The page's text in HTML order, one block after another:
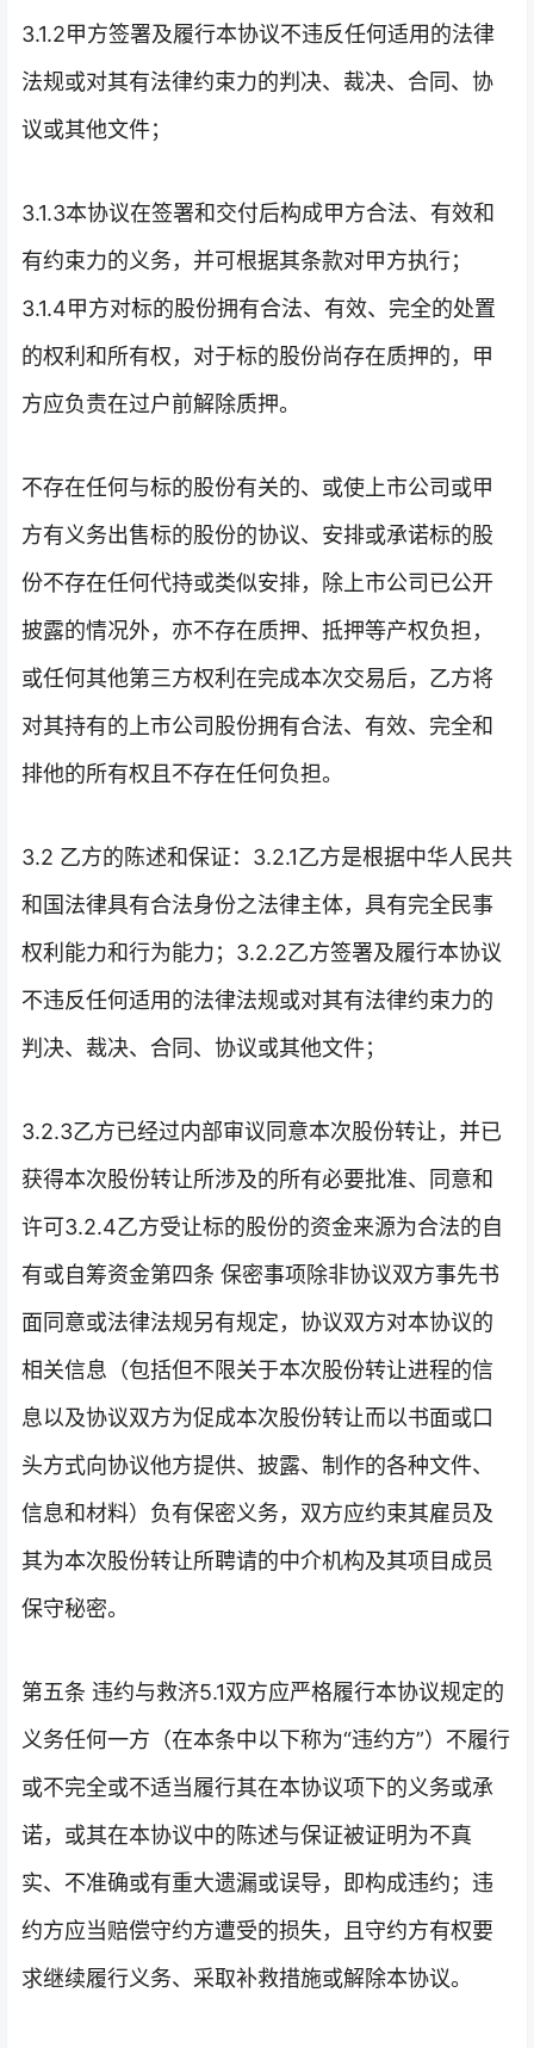
3.1.2甲方签署及履行本协议不违反任何适用的法律
法规或对其有法律约束力的判决、裁决、合同、协
议或其他文件；
3.1.3本协议在签署和交付后构成甲方合法、有效和
有约束力的义务，并可根据其条款对甲方执行；
3.1.4甲方对标的股份拥有合法、有效、完全的处置
的权利和所有权，对于标的股份尚存在质押的，甲
方应负责在过户前解除质押。
不存在任何与标的股份有关的、或使上市公司或甲
方有义务出售标的股份的协议、安排或承诺标的股
份不存在任何代持或类似安排，除上市公司已公开
披露的情况外，亦不存在质押、抵押等产权负担，
或任何其他第三方权利在完成本次交易后，乙方将
对其持有的上市公司股份拥有合法、有效、完全和
排他的所有权且不存在任何负担。
3.2 乙方的陈述和保证：3.2.1乙方是根据中华人民共
和国法律具有合法身份之法律主体，具有完全民事
权利能力和行为能力；3.2.2乙方签署及履行本协议
不违反任何适用的法律法规或对其有法律约束力的
判决、裁决、合同、协议或其他文件；
3.2.3乙方已经过内部审议同意本次股份转让，并已
获得本次股份转让所涉及的所有必要批准、同意和
许可3.2.4乙方受让标的股份的资金来源为合法的自
有或自筹资金第四条 保密事项除非协议双方事先书
面同意或法律法规另有规定，协议双方对本协议的
相关信息（包括但不限关于本次股份转让进程的信
息以及协议双方为促成本次股份转让而以书面或口
头方式向协议他方提供、披露、制作的各种文件、
信息和材料）负有保密义务，双方应约束其雇员及
其为本次股份转让所聘请的中介机构及其项目成员
保守秘密。
第五条 违约与救济5.1双方应严格履行本协议规定的
义务任何一方（在本条中以下称为“违约方”）不履行
或不完全或不适当履行其在本协议项下的义务或承
诺，或其在本协议中的陈述与保证被证明为不真
实、不准确或有重大遗漏或误导，即构成违约；违
约方应当赔偿守约方遭受的损失，且守约方有权要
求继续履行义务、采取补救措施或解除本协议。